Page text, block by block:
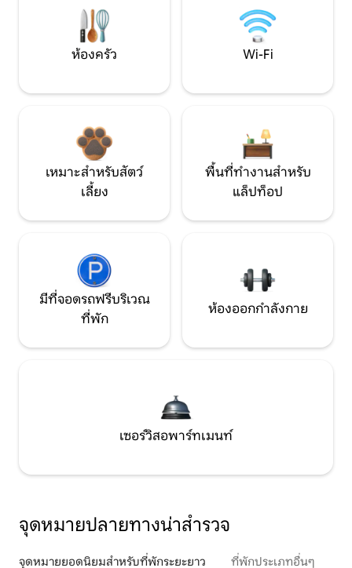
ห้องครัว Wi-Fi
เหมาะสำหรับสัตว์
เลี้ยง
พื้นที่ทำงานสำหรับ
แล็ปท็อป
มีที่จอดรถฟรีบริเวณ
ที่พัก
ห้องออกกำลังกาย
เซอร์วิสอพาร์ทเมนท์
จุดหมายปลายทางน่าสำรวจ
จุดหมายยอดนิยมสำหรับที่พักระยะยาว ที่พักประเภทอื่นๆ